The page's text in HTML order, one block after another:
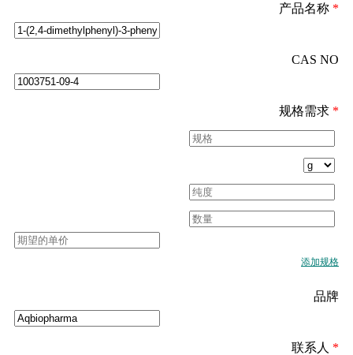
产品名称 *
CAS NO
规格需求 *
添加规格
品牌
联系人 *